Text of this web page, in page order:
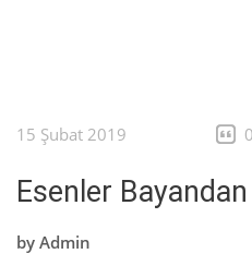
15 Şubat 2019 0
Esenler
by Admin